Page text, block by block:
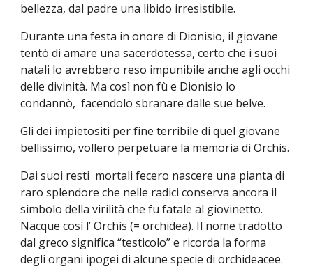
bellezza, dal padre una libido irresistibile.
Durante una festa in onore di Dionisio, il giovane
tentò di amare una sacerdotessa, certo che i suoi
natali lo avrebbero reso impunibile anche agli occhi
delle divinità. Ma così non fù e Dionisio lo
condannò, facendolo sbranare dalle sue belve.
Gli dei impietositi per fine terribile di quel giovane
bellissimo, vollero perpetuare la memoria di Orchis.
Dai suoi resti mortali fecero nascere una pianta di
raro splendore che nelle radici conserva ancora il
simbolo della virilità che fu fatale al giovinetto.
Nacque così l’ Orchis (= orchidea). Il nome tradotto
dal greco significa “testicolo” e ricorda la forma
degli organi ipogei di alcune specie di orchideacee.